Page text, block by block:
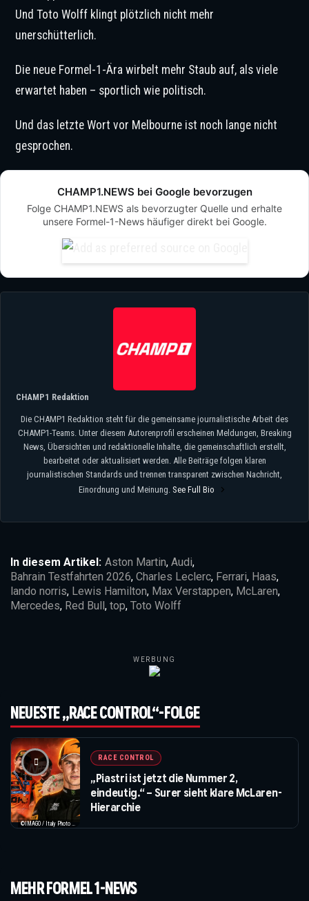
Und Toto Wolff klingt plötzlich nicht mehr
unerschütterlich.
Die neue Formel-1-Ära wirbelt mehr Staub auf, als viele
erwartet haben – sportlich wie politisch.
Und das letzte Wort vor Melbourne ist noch lange nicht
gesprochen.
CHAMP1.NEWS bei Google bevorzugen
Folge CHAMP1.NEWS als bevorzugter Quelle und erhalte
unsere Formel-1-News häufiger direkt bei Google.
CHAMP1 Redaktion
Die CHAMP1 Redaktion steht für die gemeinsame journalistische Arbeit des
CHAMP1-Teams. Unter diesem Autorenprofil erscheinen Meldungen, Breaking
News, Übersichten und redaktionelle Inhalte, die gemeinschaftlich erstellt,
bearbeitet oder aktualisiert werden. Alle Beiträge folgen klaren
journalistischen Standards und trennen transparent zwischen Nachricht,
Einordnung und Meinung. See Full Bio
In diesem Artikel: Aston Martin, Audi,
Bahrain Testfahrten 2026, Charles Leclerc, Ferrari, Haas,
lando norris, Lewis Hamilton, Max Verstappen, McLaren,
Mercedes, Red Bull, top, Toto Wolff
WERBUNG
NEUESTE „RACE CONTROL“-FOLGE
RACE CONTROL
„Piastri ist jetzt die Nummer 2,
eindeutig.“ – Surer sieht klare McLaren-
Hierarchie
MEHR FORMEL 1-NEWS